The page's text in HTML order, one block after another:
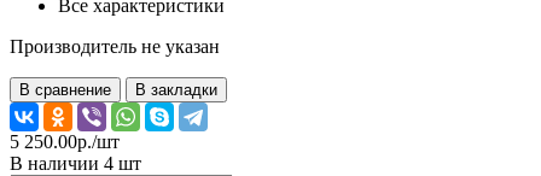
Все характеристики
Производитель не указан
В сравнение В закладки
5 250.00р./шт
В наличии 4 шт